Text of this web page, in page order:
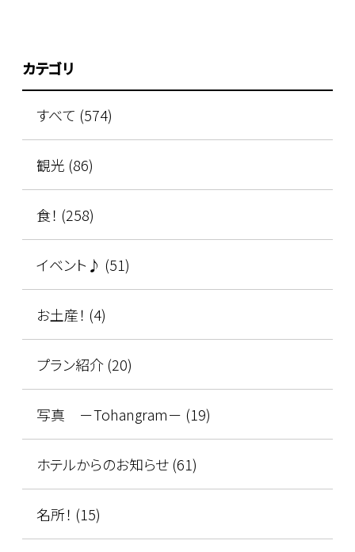
カテゴリ
すべて (574)
観光 (86)
食！ (258)
イベント♪ (51)
お土産！ (4)
プラン紹介 (20)
写真 －Tohangram－ (19)
ホテルからのお知らせ (61)
名所！ (15)